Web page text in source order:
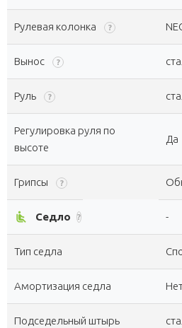
Рулевая колонка ?
Вынос ?
Руль ?
Регулировка руля по
высоте
Да
Грипсы ?
airline_seat_recline_normal Седло ? -
Тип седла
Амортизация седла
Подседельный штырь